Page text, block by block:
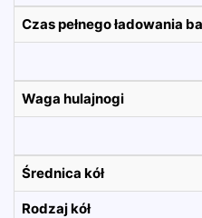
Czas pełnego ładowania
Waga hulajnogi
Średnica kół
Rodzaj kół